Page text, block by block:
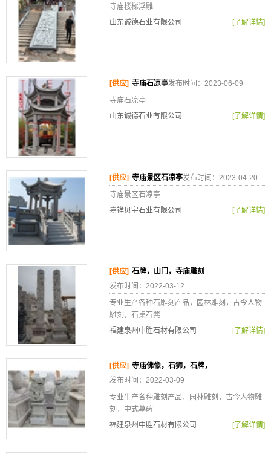
寺庙楼梯浮雕
山东诚德石业有限公司
[了解详情]
[供应] 寺庙石凉亭发布时间：2023-06-09
寺庙石凉亭
山东诚德石业有限公司
[了解详情]
[供应] 寺庙景区石凉亭发布时间：2023-04-20
寺庙景区石凉亭
嘉祥贝宇石业有限公司
[了解详情]
[供应] 石牌，山门，寺庙雕刻
发布时间：2022-03-12
专业生产各种石雕刻产品，园林雕刻，古今人物
雕刻，石桌石凳
福建泉州中胜石材有限公司
[了解详情]
[供应] 寺庙佛像，石狮，石牌，
发布时间：2022-03-09
专业生产各种雕刻产品，园林雕刻，古今人物雕
刻，中式墓碑
福建泉州中胜石材有限公司
[了解详情]